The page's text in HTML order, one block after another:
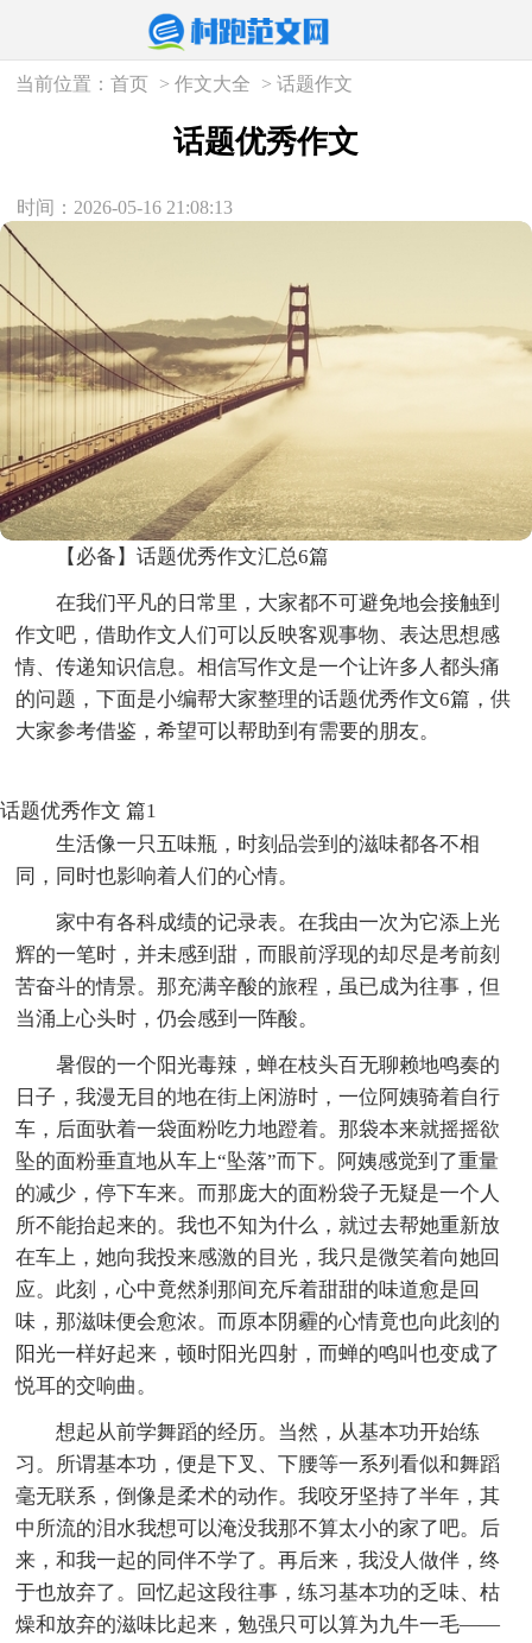
当前位置：首页 >作文大全 >话题作文
话题优秀作文
时间：2026-05-16 21:08:13
【必备】话题优秀作文汇总6篇
在我们平凡的日常里，大家都不可避免地会接触到
作文吧，借助作文人们可以反映客观事物、表达思想感
情、传递知识信息。相信写作文是一个让许多人都头痛
的问题，下面是小编帮大家整理的话题优秀作文6篇，供
大家参考借鉴，希望可以帮助到有需要的朋友。
话题优秀作文 篇1
生活像一只五味瓶，时刻品尝到的滋味都各不相
同，同时也影响着人们的心情。
家中有各科成绩的记录表。在我由一次为它添上光
辉的一笔时，并未感到甜，而眼前浮现的却尽是考前刻
苦奋斗的情景。那充满辛酸的旅程，虽已成为往事，但
当涌上心头时，仍会感到一阵酸。
暑假的一个阳光毒辣，蝉在枝头百无聊赖地鸣奏的
日子，我漫无目的地在街上闲游时，一位阿姨骑着自行
车，后面驮着一袋面粉吃力地蹬着。那袋本来就摇摇欲
坠的面粉垂直地从车上“坠落”而下。阿姨感觉到了重量
的减少，停下车来。而那庞大的面粉袋子无疑是一个人
所不能抬起来的。我也不知为什么，就过去帮她重新放
在车上，她向我投来感激的目光，我只是微笑着向她回
应。此刻，心中竟然刹那间充斥着甜甜的味道愈是回
味，那滋味便会愈浓。而原本阴霾的心情竟也向此刻的
阳光一样好起来，顿时阳光四射，而蝉的鸣叫也变成了
悦耳的交响曲。
想起从前学舞蹈的经历。当然，从基本功开始练
习。所谓基本功，便是下叉、下腰等一系列看似和舞蹈
毫无联系，倒像是柔术的动作。我咬牙坚持了半年，其
中所流的泪水我想可以淹没我那不算太小的家了吧。后
来，和我一起的同伴不学了。再后来，我没人做伴，终
于也放弃了。回忆起这段往事，练习基本功的乏味、枯
燥和放弃的滋味比起来，勉强只可以算为九牛一毛——